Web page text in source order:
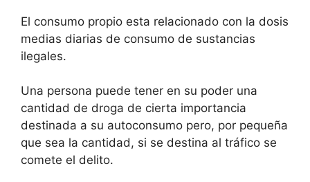
El consumo propio esta relacionado con la dosis
medias diarias de consumo de sustancias
ilegales.
Una persona puede tener en su poder una
cantidad de droga de cierta importancia
destinada a su autoconsumo pero, por pequeña
que sea la cantidad, si se destina al tráfico se
comete el delito.